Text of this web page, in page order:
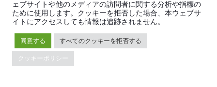
TiDBの最新情報
ェブサイトや他のメディアの訪問者に関する分析や指標の
ために使用します。クッキーを拒否した場合、本ウェブサ
イトにアクセスしても情報は追跡されません。
同意する すべてのクッキーを拒否する
クッキーポリシー